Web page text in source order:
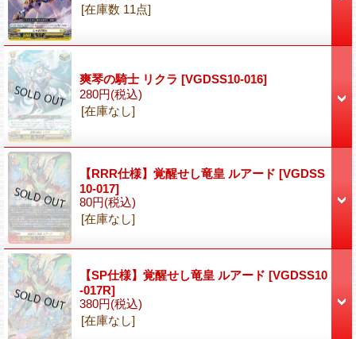
[在庫数 11点]
爽琴の騎士 リクラ [VGDSS10-016]
280円(税込)
[在庫なし]
【RRR仕様】覚醒せし竜皇 ルアード [VGDSS
10-017]
80円(税込)
[在庫なし]
【SP仕様】覚醒せし竜皇 ルアード [VGDSS10
-017R]
380円(税込)
[在庫なし]